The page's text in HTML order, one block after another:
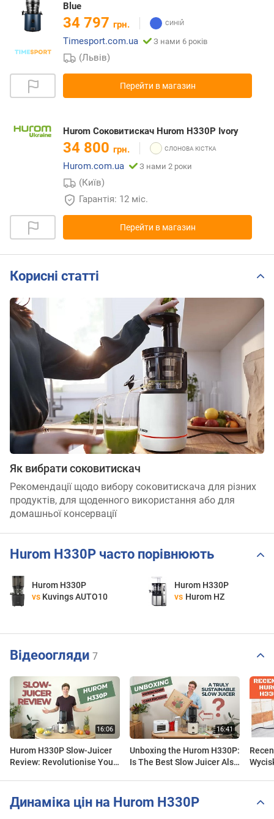
Blue
34 797 грн.
Timesport.com.ua
З нами 6 років
(Львів)
Перейти в магазин
Hurom Соковитискач Hurom H330P Ivory
34 800 грн.
Hurom.com.ua
З нами 2 роки
(Київ)
Гарантія: 12 міс.
Перейти в магазин
Корисні статті
Як вибрати соковитискач
Рекомендації щодо вибору соковитискача для різних
продуктів, для щоденного використання або для
домашньої консервації
Hurom H330P часто порівнюють
Hurom H330P
vs Kuvings AUTO10
Hurom H330P
vs Hurom HZ
Відеоогляди 7
Hurom H330P Slow-Juicer
Review: Revolutionise Your
Unboxing the Hurom H330P:
Is The Best Slow Juicer Also
Динаміка цін на Hurom H330P